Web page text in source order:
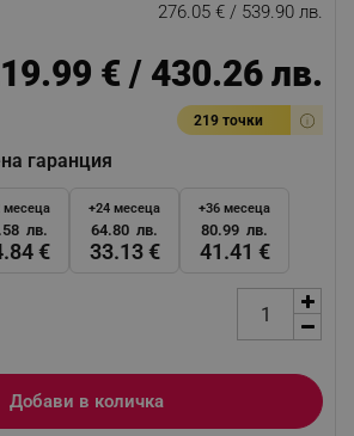
276.05 € / 539.90 лв.
€ / 430.26 лв.
219 точки
гаранция
месеца
€
лв.
+24 месеца
33.13 €
64.80 лв.
+36 месеца
41.41 €
80.99 лв.
Добави в количка